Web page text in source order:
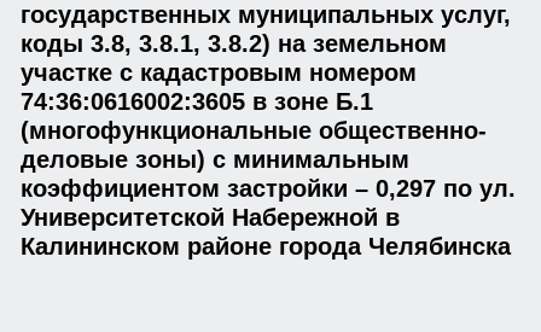
государственных муниципальных услуг,
коды 3.8, 3.8.1, 3.8.2) на земельном
участке с кадастровым номером
74:36:0616002:3605 в зоне Б.1
(многофункциональные общественно-
деловые зоны) с минимальным
коэффициентом застройки – 0,297 по ул.
Университетской Набережной в
Калининском районе города Челябинска